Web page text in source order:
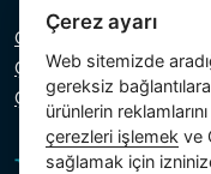
Gizlilik Politikası
Çerez Politikası
Çerezlerin ayarı
Çerez ayarı
Web sitemizde
gereksiz
ürünlerin
çerezleri işlemek ve
sağlamak için